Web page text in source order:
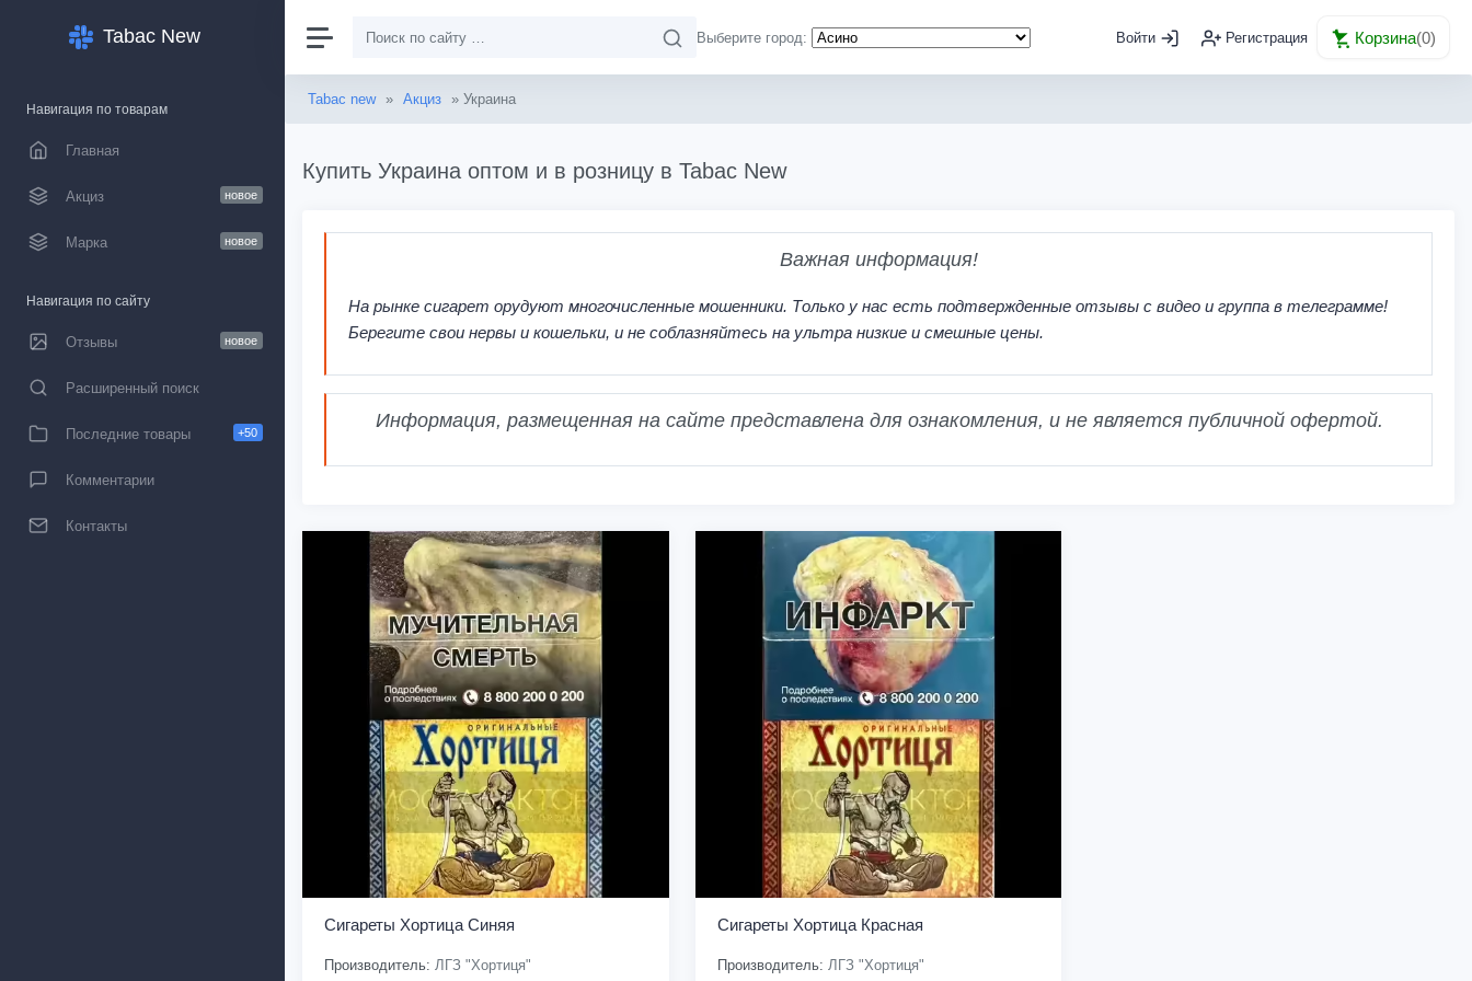
Tabac New
Навигация по товарам
Главная
Акциз новое
Марка новое
Навигация по сайту
Отзывы новое
Расширенный поиск
Последние товары +50
Комментарии
Контакты
Выберите город: Войти Регистрация Корзина(0)
Tabac new » Акциз » Украина
Купить Украина оптом и в розницу в Tabac New
Важная информация!
На рынке сигарет орудуют многочисленные мошенники. Только у нас есть подтвержденные отзывы с видео и группа в телеграмме!
Берегите свои нервы и кошельки, и не соблазняйтесь на ультра низкие и смешные цены.
Информация, размещенная на сайте представлена для ознакомления, и не является публичной офертой.
Сигареты Хортица Синяя
Производитель: ЛГЗ "Хортиця"
Сигареты Хортица Красная
Производитель: ЛГЗ "Хортиця"